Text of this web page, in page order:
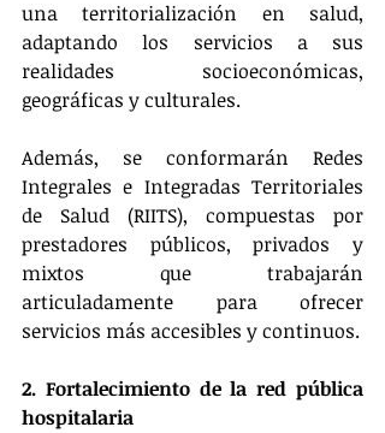
una territorialización en salud,
adaptando los servicios a sus
realidades socioeconómicas,
geográficas y culturales​.
Además, se conformarán Redes
Integrales e Integradas Territoriales
de Salud (RIITS), compuestas por
prestadores públicos, privados y
mixtos que trabajarán
articuladamente para ofrecer
servicios más accesibles y continuos​.
2. Fortalecimiento de la red pública
hospitalaria